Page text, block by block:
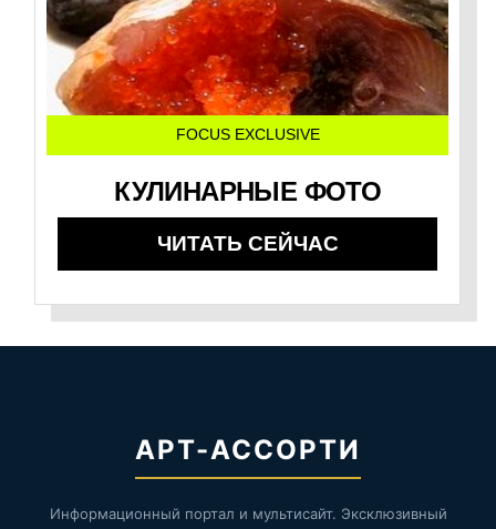
FOCUS EXCLUSIVE
КУЛИНАРНЫЕ ФОТО
ЧИТАТЬ СЕЙЧАС
АРТ-АССОРТИ
Информационный портал и мультисайт. Эксклюзивный